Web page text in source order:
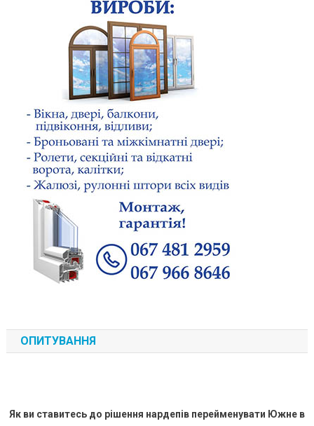
ОПИТУВАННЯ
Як ви ставитесь до рішення нардепів перейменувати Южне в